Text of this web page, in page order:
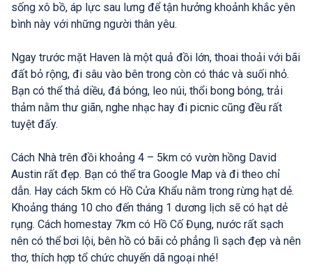
sống xô bồ, áp lực sau lưng để tận hưởng khoảnh khắc yên
bình này với những người thân yêu.
Ngay trước mặt Haven là một quả đồi lớn, thoai thoải với bãi
đất bỏ rộng, đi sâu vào bên trong còn có thác và suối nhỏ.
Bạn có thể thả diều, đá bóng, leo núi, thổi bong bóng, trải
thảm nằm thư giãn, nghe nhạc hay đi picnic cũng đều rất
tuyệt đấy.
Cách Nhà trên đồi khoảng 4 – 5km có vườn hồng David
Austin rất đẹp. Bạn có thể tra Google Map và đi theo chỉ
dẫn. Hay cách 5km có Hồ Cửa Khẩu nằm trong rừng hạt dẻ.
Khoảng tháng 10 cho đến tháng 1 dương lịch sẽ có hạt dẻ
rụng. Cách homestay 7km có Hồ Cố Đụng, nước rất sạch
nên có thể bơi lội, bên hồ có bãi cỏ phẳng lì sạch đẹp và nên
thơ, thích hợp tổ chức chuyến dã ngoại nhé!